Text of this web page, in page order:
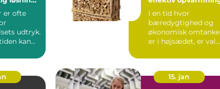
er ofte
udtryk.
kan
I en tid hvor
bæredygtighed og
økonomisk omtanke
er i højsædet, er valg
15. jan